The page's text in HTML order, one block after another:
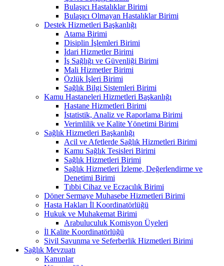
Bulaşıcı Hastalıklar Birimi
Bulaşıcı Olmayan Hastalıklar Birimi
Destek Hizmetleri Başkanlığı
Atama Birimi
Disiplin İşlemleri Birimi
İdari Hizmetler Birimi
İş Sağlığı ve Güvenliği Birimi
Mali Hizmetler Birimi
Özlük İşleri Birimi
Sağlık Bilgi Sistemleri Birimi
Kamu Hastaneleri Hizmetleri Başkanlığı
Hastane Hizmetleri Birimi
İstatistik, Analiz ve Raporlama Birimi
Verimlilik ve Kalite Yönetimi Birimi
Sağlık Hizmetleri Başkanlığı
Acil ve Afetlerde Sağlık Hizmetleri Birimi
Kamu Sağlık Tesisleri Birimi
Sağlık Hizmetleri Birimi
Sağlık Hizmetleri İzleme, Değerlendirme ve
Denetimi Birimi
Tıbbi Cihaz ve Eczacılık Birimi
Döner Sermaye Muhasebe Hizmetleri Birimi
Hasta Hakları İl Koordinatörlüğü
Hukuk ve Muhakemat Birimi
Arabuluculuk Komisyon Üyeleri
İl Kalite Koordinatörlüğü
Sivil Savunma ve Seferberlik Hizmetleri Birimi
Sağlık Mevzuatı
Kanunlar